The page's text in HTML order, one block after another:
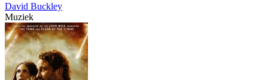
David Buckley
Muziek